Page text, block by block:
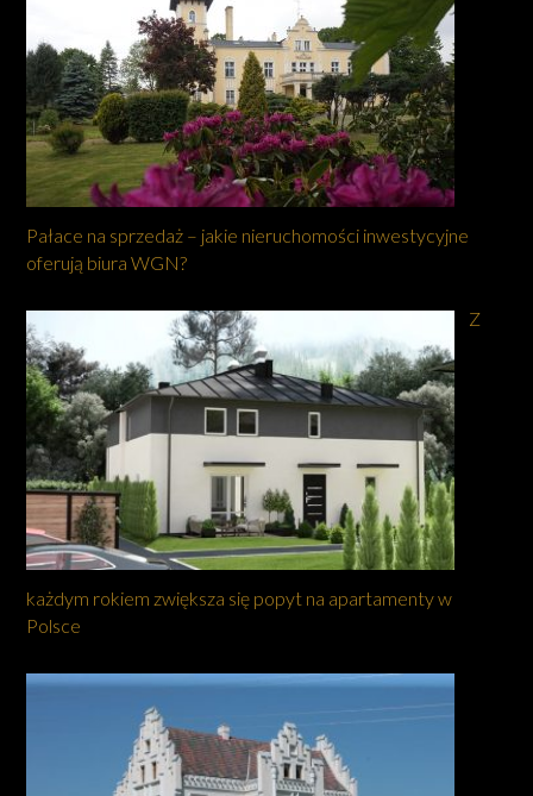
Pałace na sprzedaż – jakie nieruchomości inwestycyjne
oferują biura WGN?
Z
każdym rokiem zwiększa się popyt na apartamenty w
Polsce